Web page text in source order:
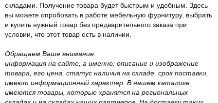
складами. Получение товара будет быстрым и удобным. Здесь
вы можете опробовать в работе мебельную фурнитуру, выбрать
и купить нужный товар без предварительного заказа при
условии, что этот товар есть в наличии.
Обращаем Ваше внимание:
информация на сайте, а именно: описание и изображение
товара, его цена, статус наличия на складе, срок поставки,
имеют информационный характер. В нашем каталоге
имеются товары, которые хранятся на региональных